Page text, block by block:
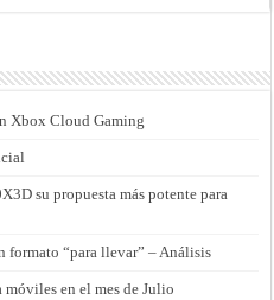
Xbox Cloud Gaming
su propuesta más potente para
“para llevar” – Análisis
en el mes de Julio